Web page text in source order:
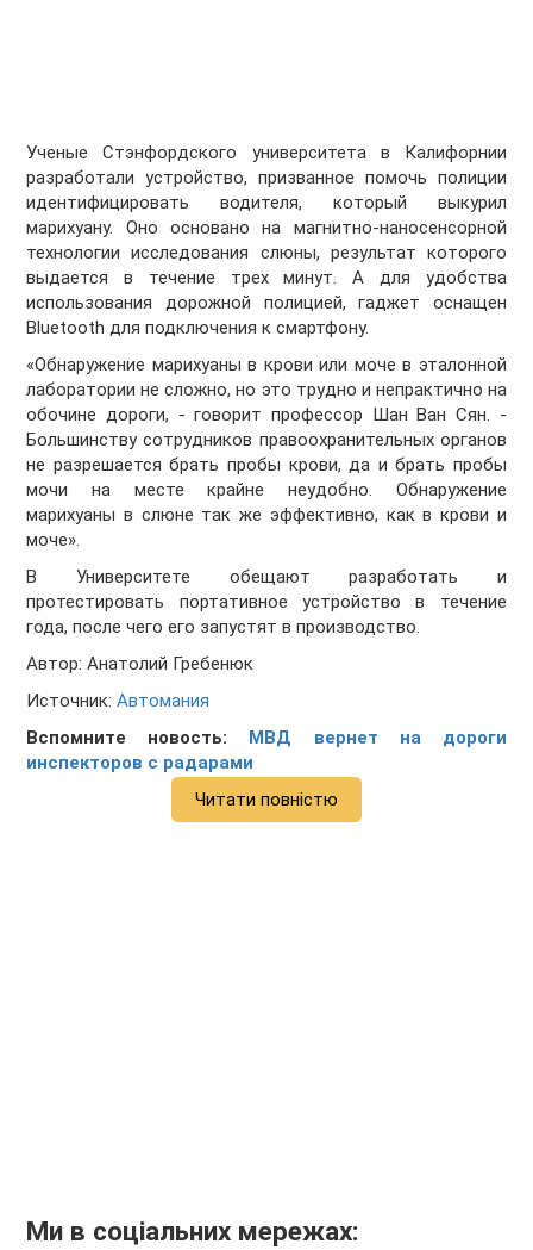
Ученые Стэнфордского университета в Калифорнии
разработали устройство, призванное помочь полиции
идентифицировать водителя, который выкурил
марихуану. Оно основано на магнитно-наносенсорной
технологии исследования слюны, результат которого
выдается в течение трех минут. А для удобства
использования дорожной полицией, гаджет оснащен
Bluetooth для подключения к смартфону.
«Обнаружение марихуаны в крови или моче в эталонной
лаборатории не сложно, но это трудно и непрактично на
обочине дороги, - говорит профессор Шан Ван Сян. -
Большинству сотрудников правоохранительных органов
не разрешается брать пробы крови, да и брать пробы
мочи на месте крайне неудобно. Обнаружение
марихуаны в слюне так же эффективно, как в крови и
моче».
В Университете обещают разработать и
протестировать портативное устройство в течение
года, после чего его запустят в производство.
Автор: Анатолий Гребенюк
Источник:Автомания
Вспомните новость: МВД вернет на дороги
инспекторов с радарами
Читати повністю
Ми в соціальних мережах: